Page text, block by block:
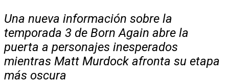
Una nueva información sobre la
temporada 3 de Born Again abre la
puerta a personajes inesperados
mientras Matt Murdock afronta su etapa
más oscura